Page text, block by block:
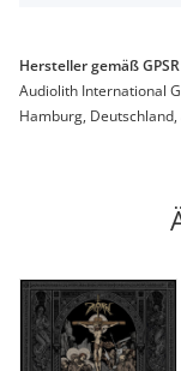
Hersteller gemäß GPSR
Audiolith International
Hamburg,